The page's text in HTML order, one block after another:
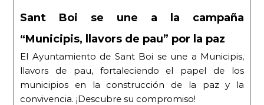
Sant Boi se une a la campaña
“Municipis, llavors de pau” por la paz
El Ayuntamiento de Sant Boi se une a Municipis,
llavors de pau, fortaleciendo el papel de los
municipios en la construcción de la paz y la
convivencia. ¡Descubre su compromiso!